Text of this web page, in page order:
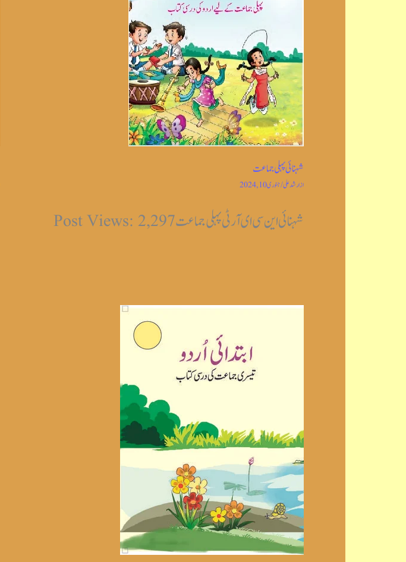
شہنائی پہلی جماعت
ازارشد علی/جنوری 10, 2024
شہنائی این سی ای آر ٹی پہلی جماعت Post Views: 2,297